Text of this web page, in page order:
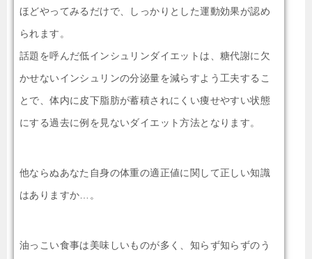
ほどやってみるだけで、しっかりとした運動効果が認め
られます。
話題を呼んだ低インシュリンダイエットは、糖代謝に欠
かせないインシュリンの分泌量を減らすよう工夫するこ
とで、体内に皮下脂肪が蓄積されにくい痩せやすい状態
にする過去に例を見ないダイエット方法となります。
他ならぬあなた自身の体重の適正値に関して正しい知識
はありますか…。
油っこい食事は美味しいものが多く、知らず知らずのう